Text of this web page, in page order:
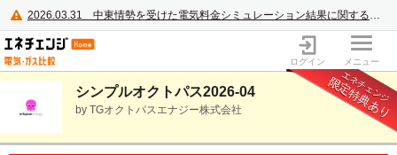
2026.03.31 中東情勢を受けた電気料金シミュレーション結果に関するご案内
電力・ガス比較サイト エネチェンジ
ログイン メニュー
シンプルオクトパス2026-04
by TGオクトパスエナジー株式会社
エネチェンジ
限定特典あり